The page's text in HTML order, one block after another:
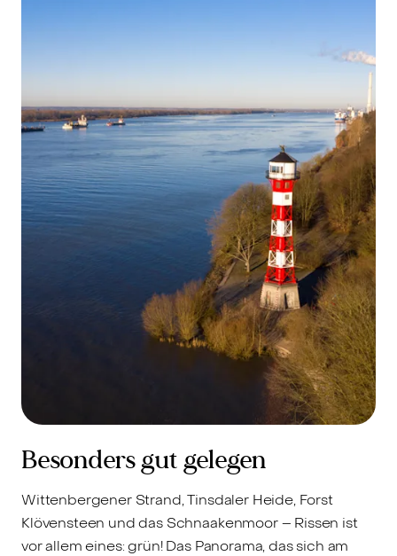
Besonders gut gelegen
Wittenbergener Strand, Tinsdaler Heide, Forst
Klövensteen und das Schnaakenmoor – Rissen ist
vor allem eines: grün! Das Panorama, das sich am